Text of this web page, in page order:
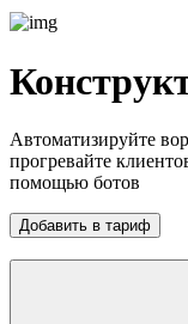
Автоматизируйте
прогревайте
помощью ботов
Добавить в тариф